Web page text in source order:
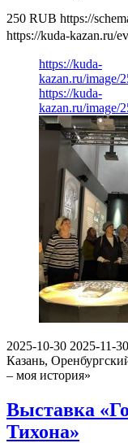
250 RUB https://
https://kuda-kazan.ru/
https://kuda-
kazan.ru/image/
https://kuda-
kazan.ru/image/
2025-10-30 2025-11-30
Казань,
– моя история»
Выставка
Тихона»